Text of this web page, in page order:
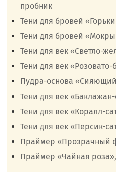
пробник
Тени для бровей
Тени для бровей
Тени для век «Светло-
Тени для век
Пудра-основа
Тени для век
Тени для век «Коралл-
Тени для век «Персик-
Праймер «Прозрачный
Праймер «Чайная